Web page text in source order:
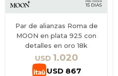
Par de alianzas Roma de
MOON en plata 925 con
detalles en oro 18k
USD 1.020
USD 867